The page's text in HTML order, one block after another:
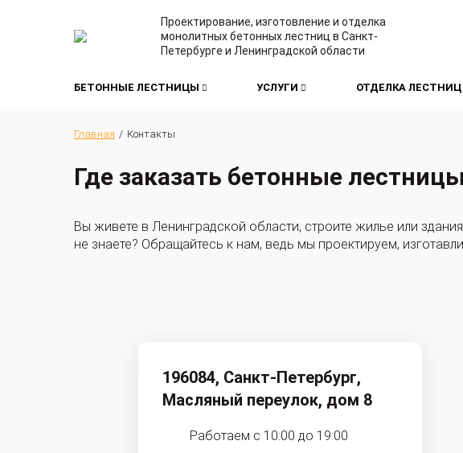
Проектирование, изготовление и отделка
монолитных бетонных лестниц в Санкт-
Петербурге и Ленинградской области
БЕТОННЫЕ ЛЕСТНИЦЫ УСЛУГИ ОТДЕЛКА ЛЕСТНИЦ
Главная Контакты
Где заказать бетонные
Вы живете в Ленинградской области, строите жилье или
не знаете? Обращайтесь к нам, ведь мы проектируем,
196084, Санкт-Петербург,
Масляный переулок, дом 8
Работаем с 10:00 до 19:00